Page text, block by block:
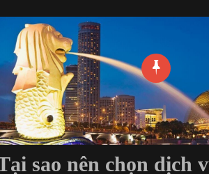
sao nên chọn dịch